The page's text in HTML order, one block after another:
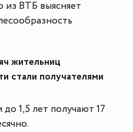
из ВТБ выясняет
жительниц
стали получателями
1,5 лет получают 17